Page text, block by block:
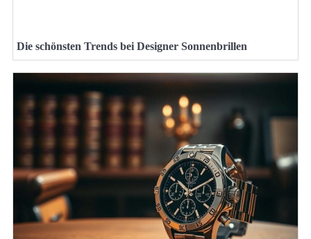
Die schönsten Trends bei Designer Sonnenbrillen